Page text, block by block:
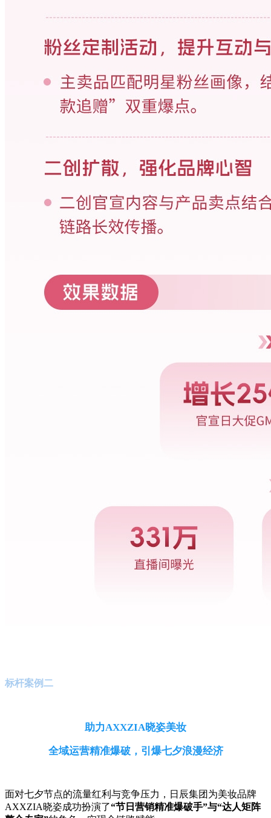
标杆案例二
助力AXXZIA晓姿美妆
全域运营精准爆破， 引爆七夕浪漫经济
面对七夕节点的流量红利与竞争压力，日辰集团为美妆品牌
AXXZIA晓姿成功扮演了“节日营销精准爆破手”与“达人矩阵